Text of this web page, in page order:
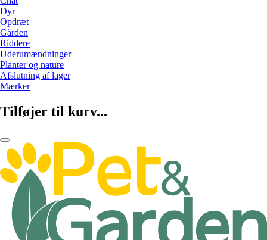
Dyr
Opdræt
Gården
Riddere
Uderumændninger
Planter og nature
Afslutning af lager
Mærker
Tilføjer til kurv...